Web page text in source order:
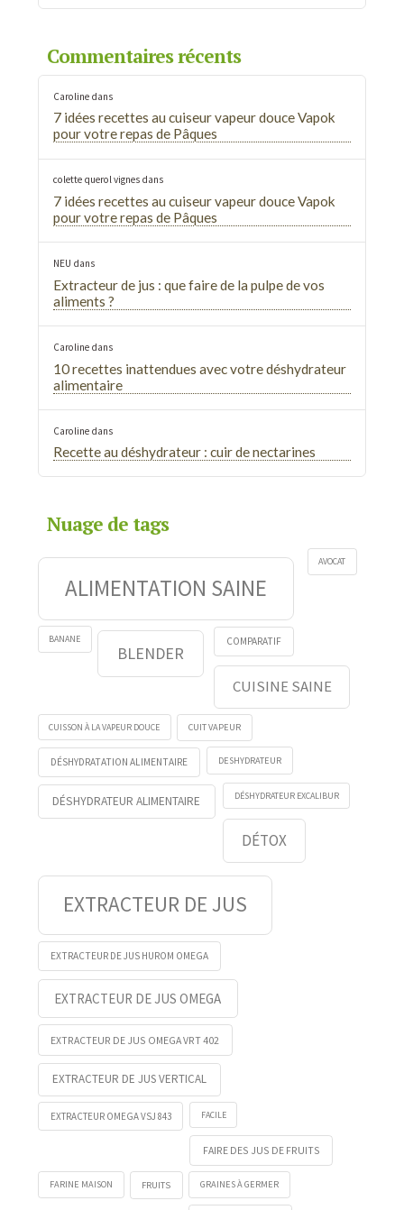
Commentaires récents
Carolinedans
7 idées recettes au cuiseur vapeur douce Vapok
pour votre repas de Pâques
colette querol vignesdans
7 idées recettes au cuiseur vapeur douce Vapok
pour votre repas de Pâques
NEU dans
Extracteur de jus : que faire de la pulpe de vos
aliments ?
Carolinedans
10 recettes inattendues avec votre déshydrateur
alimentaire
Carolinedans
Recette au déshydrateur : cuir de nectarines
Nuage de tags
ALIMENTATION SAINE
AVOCAT
BANANE
BLENDER
COMPARATIF
CUISINE SAINE
CUISSON À LA VAPEUR DOUCE CUIT VAPEUR
DÉSHYDRATATION ALIMENTAIRE DESHYDRATEUR
DÉSHYDRATEUR ALIMENTAIRE DÉSHYDRATEUR EXCALIBUR
DÉTOX
EXTRACTEUR DE JUS
EXTRACTEUR DE JUS HUROM OMEGA
EXTRACTEUR DE JUS OMEGA
EXTRACTEUR DE JUS OMEGA VRT 402
EXTRACTEUR DE JUS VERTICAL
EXTRACTEUR OMEGA VSJ 843 FACILE
FAIRE DES JUS DE FRUITS
FARINE MAISON FRUITS GRAINES À GERMER